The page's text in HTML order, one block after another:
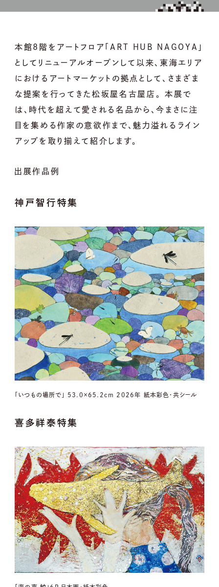
本館8階をアートフロア「ART HUB NAGOYA」
としてリニューアルオープンして以来、東海エリア
におけるアートマーケットの拠点として、さまざま
な提案を行ってきた松坂屋名古屋店。 本展で
は、時代を超えて愛される名品から、今まさに注
目を集める作家の意欲作まで、魅力溢れるライン
アップを取り揃えて紹介します。
出展作品例
神戸智行特集
「いつもの場所で」 53.0×65.2cm 2026年 紙本彩色・共シール
喜多祥泰特集